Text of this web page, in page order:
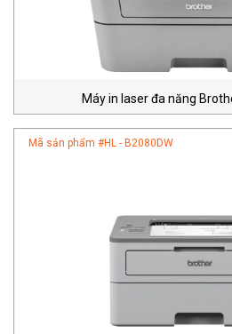
Máy in laser đa năng
Mã sản phẩm #HL - B2080DW